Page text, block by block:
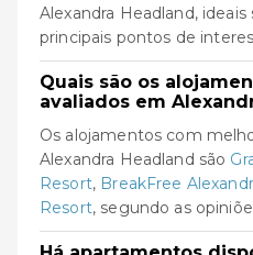
Alexandra Headland,
principais pontos de
Quais são os
avaliados em
Os alojamentos com
Alexandra Headland são
Resort, BreakFree
Resort, segundo as